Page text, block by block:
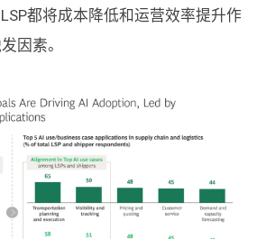
都将成本降低和运营效率提升作
因素。